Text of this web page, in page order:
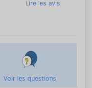
Lire les avis
Voir les questions